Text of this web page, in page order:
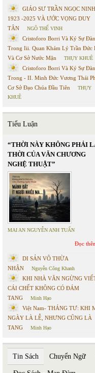
GIÁO SƯ TRẦN NGỌC NINH
1923 -2025 VÀ ƯỚC VỌNG DUY
TÂN
NGÔ THẾ VINH
Cristoforo Borri Và Ký Sự
Trong Iii. Quan Khám Lý Trần Đức
Và Cơ Sở Nước Mặn
THỤY KHUÊ
Cristoforo Borri Và Ký Sự
Trong - II. Minh Đức Vương Thái
Cơ Sở Đạo Chúa Đầu Tiên
THỤY
KHUÊ
Tiểu Luận
“THỜI NÀY KHÔNG PHẢI
THỜI CỦA VĂN CHƯƠNG
NGHỆ THUẬT”
MAI AN NGUYỄN ANH TUẤN
Đọc
DI SẢN VÔ THỪA
NHẬN
Nguyễn Công Khanh
KHI NHÀ VĂN NGỪNG
CÁI CHẾT KHÔNG CÓ ĐÁM
TANG
Minh Hạo
Việt Nam- THÁNG TƯ: KHI
NGÀY LÀ LỄ, NHƯNG CŨNG LÀ
TANG
Minh Hạo
Tin Sách Chuyển Ngữ